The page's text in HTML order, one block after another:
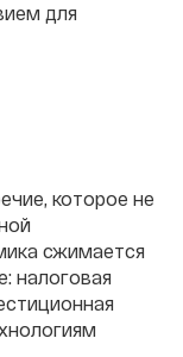
для
которое не
сжимается
налоговая